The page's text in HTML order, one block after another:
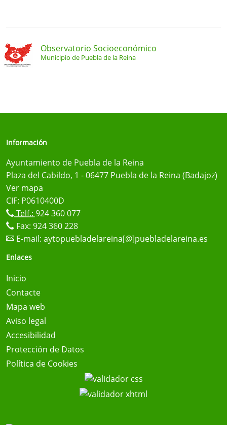
Observatorio Socioeconómico
Municipio de Puebla de la Reina
Información
Ayuntamiento de Puebla de la Reina
Plaza del Cabildo, 1 - 06477 Puebla de la Reina (Badajoz)
Ver mapa
CIF: P0610400D
Telf.: 924 360 077
Fax: 924 360 228
E-mail: aytopuebladelareina[@]puebladelareina.es
Enlaces
Inicio
Contacte
Mapa web
Aviso legal
Accesibilidad
Protección de Datos
Política de Cookies